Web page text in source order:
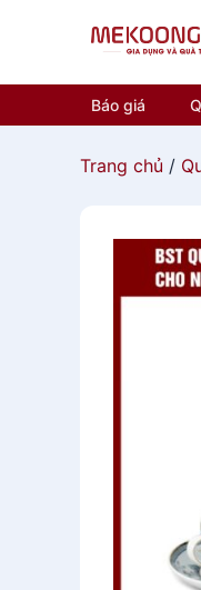
Báo giá
Trang chủ /